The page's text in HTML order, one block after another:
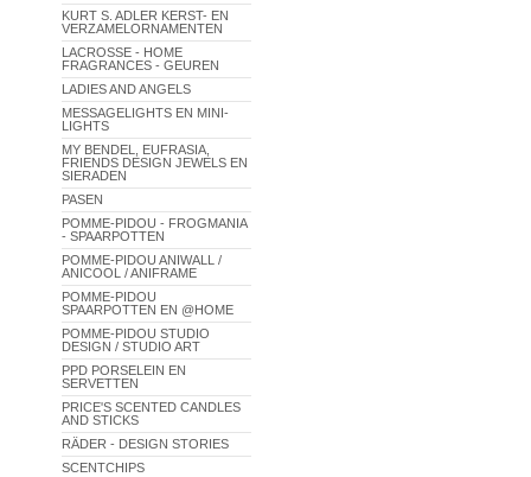
KURT S. ADLER KERST- EN
VERZAMELORNAMENTEN
LACROSSE - HOME
FRAGRANCES - GEUREN
LADIES AND ANGELS
MESSAGELIGHTS EN MINI-
LIGHTS
MY BENDEL, EUFRASIA,
FRIENDS DESIGN JEWELS EN
SIERADEN
PASEN
POMME-PIDOU - FROGMANIA
- SPAARPOTTEN
POMME-PIDOU ANIWALL /
ANICOOL / ANIFRAME
POMME-PIDOU
SPAARPOTTEN EN @HOME
POMME-PIDOU STUDIO
DESIGN / STUDIO ART
PPD PORSELEIN EN
SERVETTEN
PRICE'S SCENTED CANDLES
AND STICKS
RÄDER - DESIGN STORIES
SCENTCHIPS